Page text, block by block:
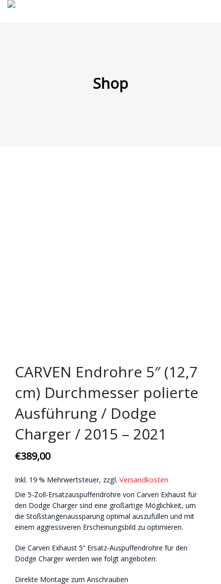
Shop
CARVEN Endrohre 5″ (12,7
cm) Durchmesser polierte
Ausführung / Dodge
Charger / 2015 – 2021
€389,00
Inkl. 19 % Mehrwertsteuer, zzgl. Versandkosten
Die 5-Zoll-Ersatzauspuffendrohre von Carven Exhaust für
den Dodge Charger sind eine großartige Möglichkeit, um
die Stoßstangenaussparung optimal auszufüllen und mit
einem aggressiveren Erscheinungsbild zu optimieren.
Die Carven Exhaust 5” Ersatz-Auspuffendrohre für den
Dodge Charger werden wie folgt angeboten:
Direkte Montage zum Anschrauben